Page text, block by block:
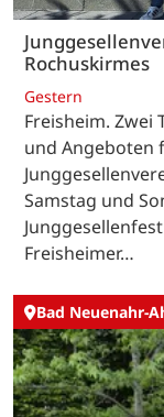
Rochuskirmes
Gestern
Freisheim. Zwei
und Angeboten
Samstag und
Freisheimer…
Bad Neuenahr-